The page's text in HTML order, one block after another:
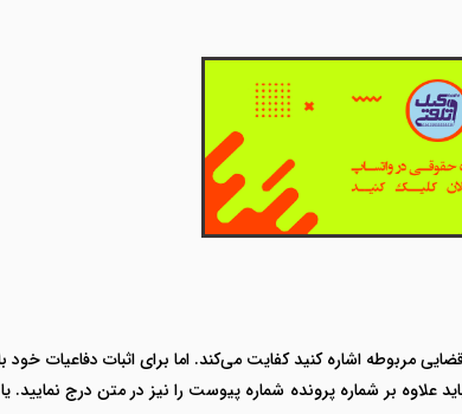
اشاره کنید کفایت می‌کند. اما برای اثبات دفاعیات خود
بر شماره پرونده شماره پیوست را نیز در متن درج نمایید.